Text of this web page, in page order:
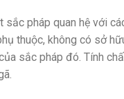
sắc pháp quan hệ với
thuộc, không có sở
sắc pháp đó. Tính